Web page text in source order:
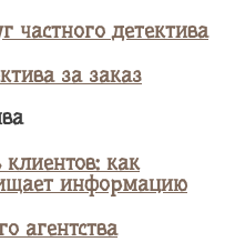
частного детектива
за заказ
как
информацию
агентства